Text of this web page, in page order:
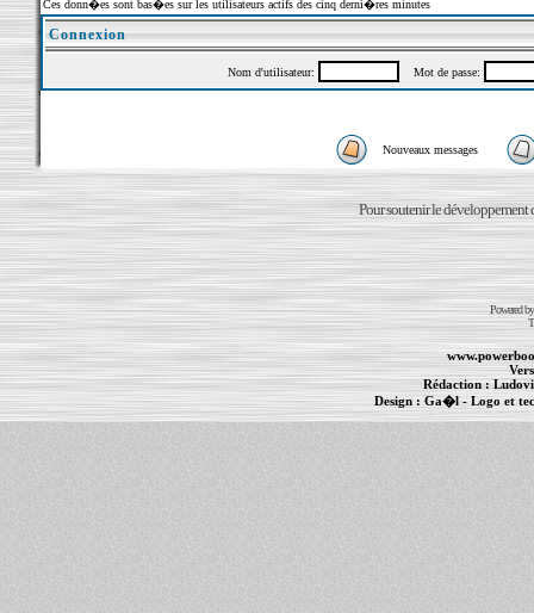
Ces donn�es sont bas�es sur les utilisateurs actifs des cinq derni�res minutes
Connexion
Nom d'utilisateur: Mot de passe:
Nouveaux messages
Pour soutenir le développement
Powered
Rédaction :
Design : Ga�l- Logo et